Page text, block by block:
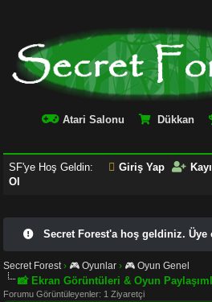
Atari Salonu Dükkan
SF'ye Hoş Geldin: Giriş Yap
Ol
Secret Forest'a hoş geldiniz. Üye
Secret Forest› 🎮 Oyunlar › 🎮 Oyun Genel
📸 Ekran Görüntüleri & Oyun
Forumu Görüntüleyenler: 1 Ziyaretçi